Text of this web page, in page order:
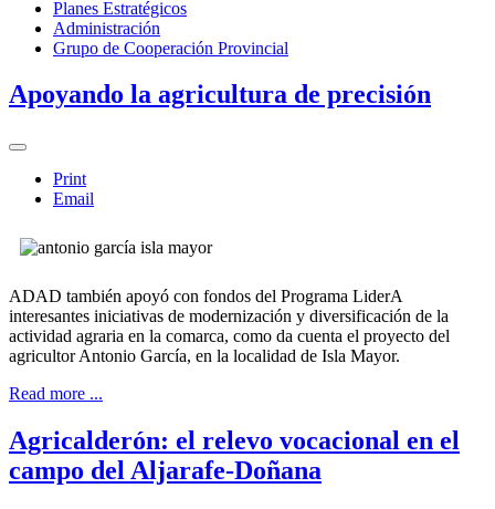
Planes Estratégicos
Administración
Grupo de Cooperación Provincial
Apoyando la agricultura de precisión
Print
Email
ADAD también apoyó con fondos del Programa LiderA
interesantes iniciativas de modernización y diversificación de la
actividad agraria en la comarca, como da cuenta el proyecto del
agricultor Antonio García, en la localidad de Isla Mayor.
Read more ...
Agricalderón: el relevo vocacional en el
campo del Aljarafe-Doñana